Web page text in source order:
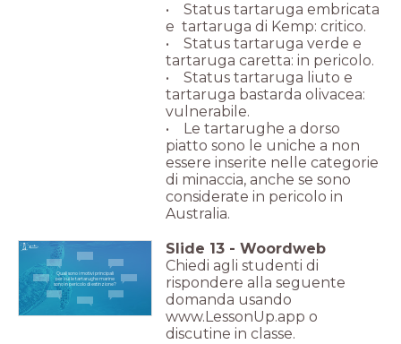
• Status tartaruga embricata
e tartaruga di Kemp: critico.
• Status tartaruga verde e
tartaruga caretta: in pericolo.
• Status tartaruga liuto e
tartaruga bastarda olivacea:
vulnerabile.
• Le tartarughe a dorso
piatto sono le uniche a non
essere inserite nelle categorie
di minaccia, anche se sono
considerate in pericolo in
Australia.
Quali sono i motivi principali
per cui le tartarughe marine
sono in pericolo di estinzione?
Slide 13 - Woordweb
Chiedi agli studenti di
rispondere alla seguente
domanda usando
www.LessonUp.app o
discutine in classe.